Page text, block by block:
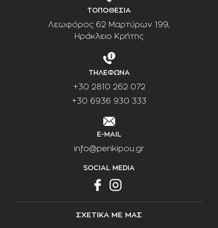
ΤΟΠΟΘΕΣΙΑ
Λεωφόρος 62 Μαρτύρων 199,
Ηράκλειο Κρήτης
ΤΗΛΕΦΩΝΑ
+30 2810 262 072
+30 6936 930 333
E-MAIL
info@perikipou.gr
SOCIAL MEDIA
ΣΧΕΤΙΚΑ ΜΕ ΜΑΣ